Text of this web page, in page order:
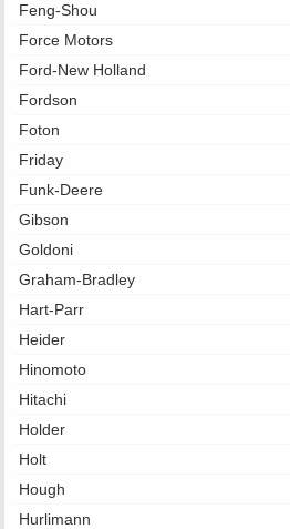
Feng-Shou
Force Motors
Ford-New Holland
Fordson
Foton
Friday
Funk-Deere
Gibson
Goldoni
Graham-Bradley
Hart-Parr
Heider
Hinomoto
Hitachi
Holder
Holt
Hough
Hurlimann